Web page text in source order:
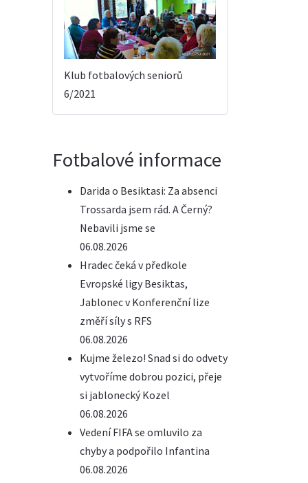
Klub fotbalových seniorů
6/2021
Fotbalové informace
Darida o Besiktasi: Za absenci
Trossarda jsem rád. A Černý?
Nebavili jsme se
06.08.2026
Hradec čeká v předkole
Evropské ligy Besiktas,
Jablonec v Konferenční lize
změří síly s RFS
06.08.2026
Kujme železo! Snad si do odvety
vytvoříme dobrou pozici, přeje
si jablonecký Kozel
06.08.2026
Vedení FIFA se omluvilo za
chyby a podpořilo Infantina
06.08.2026